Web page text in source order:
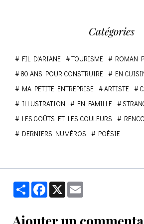
Catégories
FIL D'ARIANE TOURISME
ROMAN
80 ANS POUR CONSTRUIRE
EN
MA PETITE ENTREPRISE
ARTISTE
ILLUSTRATION
EN FAMILLE
LES GOÛTS ET LES COULEURS
DERNIERS NUMÉROS
POÉSIE
PartagerFacebook
X